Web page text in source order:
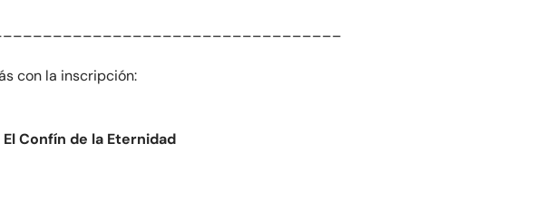
con la inscripción:
El Confín de la Eternidad